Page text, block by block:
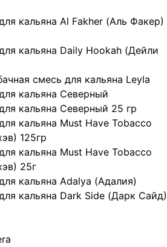
кальяна Al Fakher (Аль Факер)
кальяна Daily Hookah (Дейли
смесь для кальяна Leyla
кальяна Северный
кальяна Северный 25 гр
кальяна Must Have Tobacco
125гр
кальяна Must Have Tobacco
25г
кальяна Adalya (Адалия)
кальяна Dark Side (Дарк Сайд)